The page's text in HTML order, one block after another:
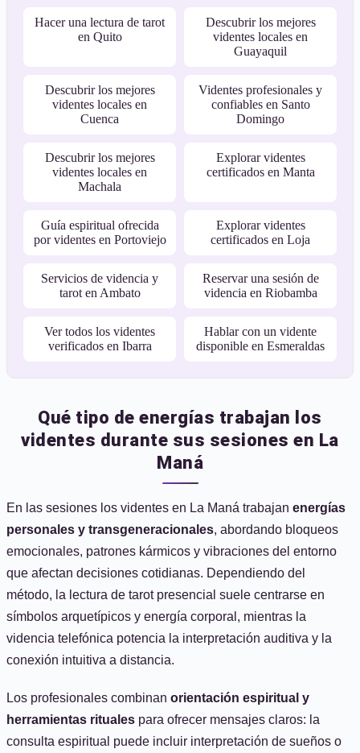
Hacer una lectura de tarot
en Quito
Descubrir los mejores
videntes locales en
Guayaquil
Descubrir los mejores
videntes locales en
Cuenca
Videntes profesionales y
confiables en Santo
Domingo
Descubrir los mejores
videntes locales en
Machala
Explorar videntes
certificados en Manta
Guía espiritual ofrecida
por videntes en Portoviejo
Explorar videntes
certificados en Loja
Servicios de videncia y
tarot en Ambato
Reservar una sesión de
videncia en Riobamba
Ver todos los videntes
verificados en Ibarra
Hablar con un vidente
disponible en Esmeraldas
Qué tipo de energías trabajan los
videntes durante sus sesiones en La
Maná
En las sesiones los videntes en La Maná trabajan energías
personales y transgeneracionales, abordando bloqueos
emocionales, patrones kármicos y vibraciones del entorno
que afectan decisiones cotidianas. Dependiendo del
método, la lectura de tarot presencial suele centrarse en
símbolos arquetípicos y energía corporal, mientras la
videncia telefónica potencia la interpretación auditiva y la
conexión intuitiva a distancia.
Los profesionales combinan orientación espiritual y
herramientas rituales para ofrecer mensajes claros: la
consulta espiritual puede incluir interpretación de sueños o